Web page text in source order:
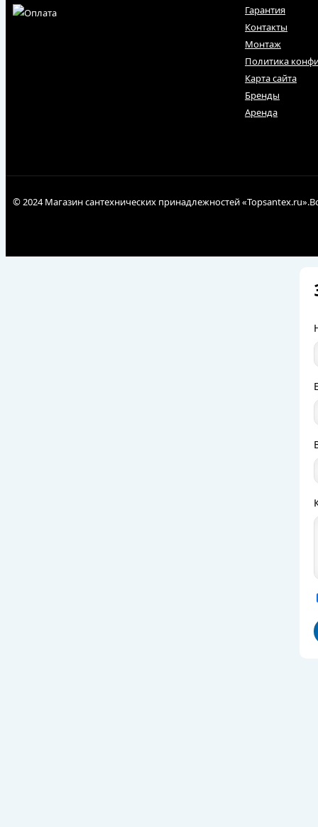
Гарантия
Контакты
Монтаж
Политика
Карта сайта
Бренды
Аренда
© 2024 Магазин сантехнических принадлежностей